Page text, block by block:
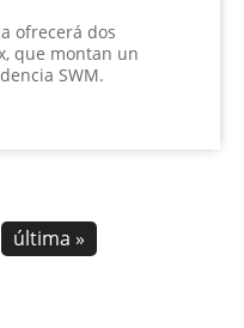
ofrecerá dos
que montan un
SWM.
última »